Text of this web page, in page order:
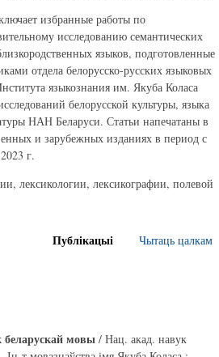
избранные работы по
исследованию семантических
языков, подготовленные
отдела белорусско-русских языковых
языкознания им. Якуба Коласа
белорусской культуры, языка
НАН Беларуси. Статьи напечатаны в
и зарубежных изданиях в период с
г.
лексикологии, лексикографии, полевой
Публікацыі Чытаць цалкам
беларускай мовы / Нац. акад. навук